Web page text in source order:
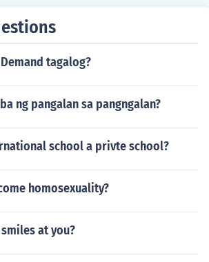
tagalog?
ng pangalan sa pangngalan?
school a privte school?
homosexuality?
at you?